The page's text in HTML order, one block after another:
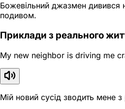
Божевільний джазмен дивився
подивом.
Приклади з реального
My new neighbor is driving me
Мій новий сусід зводить мене